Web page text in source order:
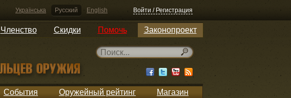
Українська Русский English Войти / Регистрация
Членство Скидки Помочь Законопроект
События Оружейный рейтинг Магазин